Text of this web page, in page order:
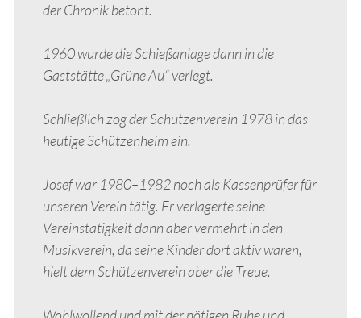
der Chronik betont.
1960 wurde die Schießanlage dann in die
Gaststätte „Grüne Au“ verlegt.
Schließlich zog der Schützenverein 1978 in das
heutige Schützenheim ein.
Josef war 1980–1982 noch als Kassenprüfer für
unseren Verein tätig. Er verlagerte seine
Vereinstätigkeit dann aber vermehrt in den
Musikverein, da seine Kinder dort aktiv waren,
hielt dem Schützenverein aber die Treue.